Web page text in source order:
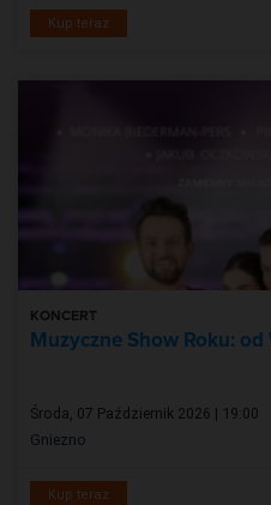
Kup teraz
KONCERT
Muzyczne Show Roku:
Środa, 07 Październik 2026 | 19:00
Gniezno
Kup teraz